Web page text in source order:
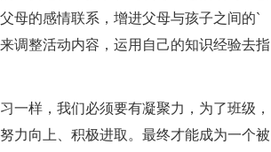
母的感情联系，增进父母与孩子之间的`
调整活动内容，运用自己的知识经验去指
一样，我们必须要有凝聚力，为了班级，
力向上、积极进取。最终才能成为一个被